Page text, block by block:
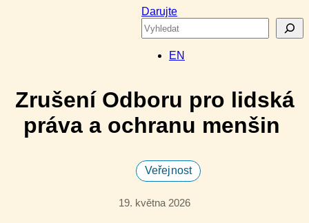
Darujte
Search
EN
Zrušení Odboru pro lidská
práva a ochranu menšin
Veřejnost
19. května 2026